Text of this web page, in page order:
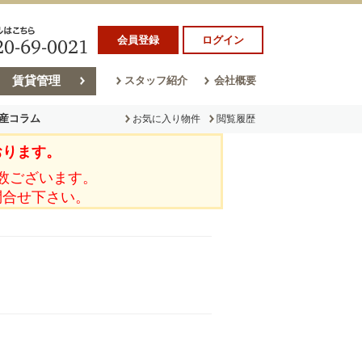
会員登録 ログイン
賃貸管理 スタッフ紹介 会社概要
コラム
ム
お気に入り物件 閲覧履歴
ます。
ざいます。
せ下さい。